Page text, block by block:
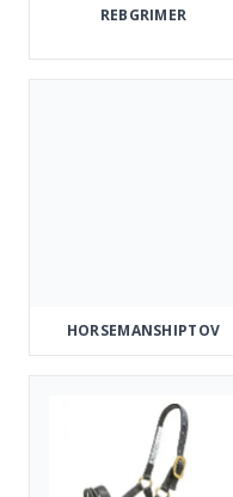
REBGRIMER
HORSEMANSHIPTOV